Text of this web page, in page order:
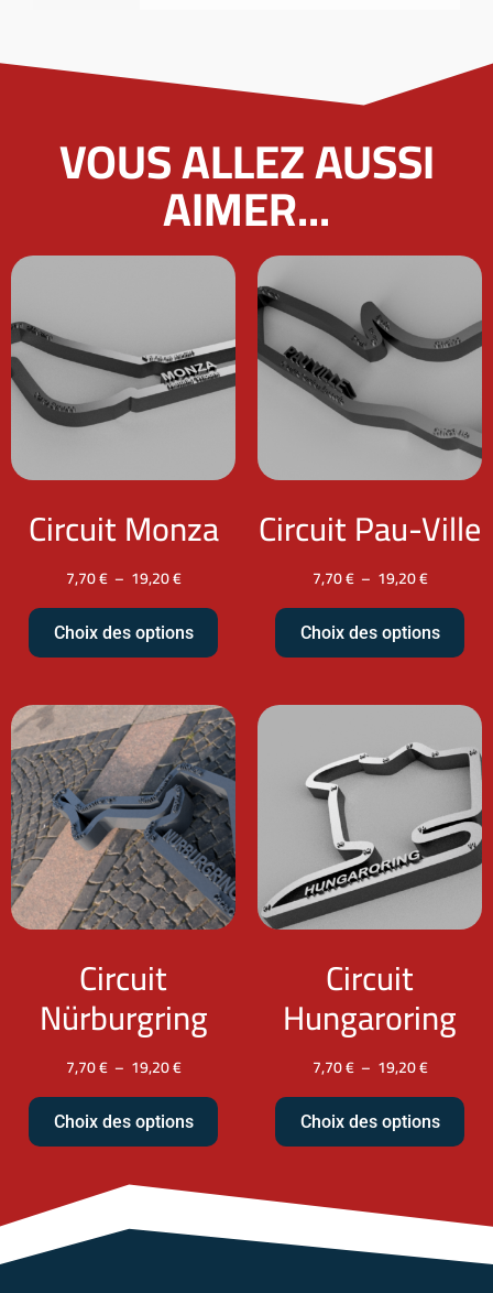
VOUS ALLEZ AUSSI
AIMER...
Circuit Monza
7,70€ – 19,20€
Choix des options
Circuit Pau-Ville
7,70€ – 19,20€
Choix des options
Circuit
Nürburgring
7,70€ – 19,20€
Choix des options
Circuit
Hungaroring
7,70€ – 19,20€
Choix des options